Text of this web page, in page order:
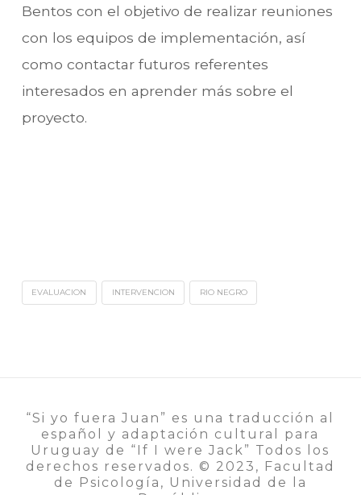
Bentos con el objetivo de realizar reuniones
con los equipos de implementación, así
como contactar futuros referentes
interesados en aprender más sobre el
proyecto.
EVALUACION INTERVENCION RIO NEGRO
“Si yo fuera Juan” es una traducción al
español y adaptación cultural para
Uruguay de “If I were Jack” Todos los
derechos reservados. ©️ 2023, Facultad
de Psicología, Universidad de la